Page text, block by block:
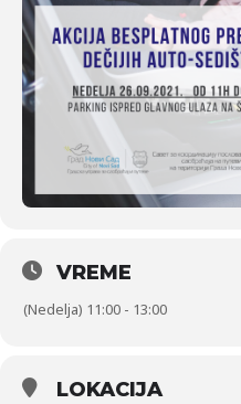
VREME
(Nedelja) 11:00 - 13:00
LOKACIJA